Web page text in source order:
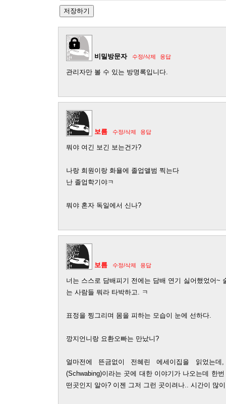
비밀방문자 수정/삭제 응답
관리자만 볼 수 있는 방명록입니다.
보름 수정/삭제 응답
뭐야 여긴 보긴 보는건가?
나랑 희원이랑 화욜에 졸업앨범 찍는다
난 졸업학기야ㅋ
뭐야 혼자 독일에서 신나?
보름 수정/삭제 응답
너는 스스로 담배피기 전에는 담배 연기 싫어했었어~
는 사람들 뭐라 타박하고. ㅋ
표정을 찡그리며 몸을 피하는 모습이 눈에 선하다.
깡지언니랑 요환오빠는 만났니?
얼마전에 뜬금없이 전혜린 에세이집을 읽었는
(Schwabing)이라는 곳에 대한 이야기가 나오는데 한
떤곳인지 알아? 이젠 그저 그런 곳이려나.. 시간이 많